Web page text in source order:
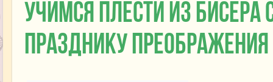
Учимся плести из
празднику